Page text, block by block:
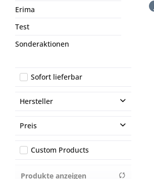
Erima
Test
Sonderaktionen
Sofort lieferbar
Hersteller
JAKO
Preis
Custom Products
Produkte anzeigen